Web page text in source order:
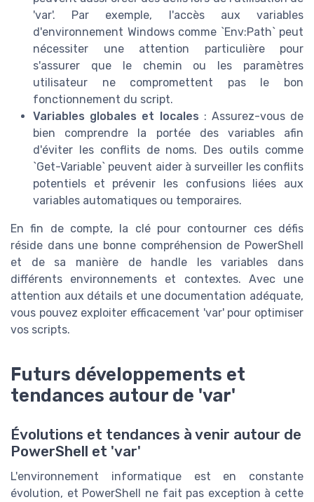
'var'. Par exemple, l'accès aux variables
d'environnement Windows comme `Env:Path` peut
nécessiter une attention particulière pour
s'assurer que le chemin ou les paramètres
utilisateur ne compromettent pas le bon
fonctionnement du script.
Variables globales et locales : Assurez-vous de
bien comprendre la portée des variables afin
d'éviter les conflits de noms. Des outils comme
`Get-Variable` peuvent aider à surveiller les conflits
potentiels et prévenir les confusions liées aux
variables automatiques ou temporaires.
En fin de compte, la clé pour contourner ces défis
réside dans une bonne compréhension de PowerShell
et de sa manière de handle les variables dans
différents environnements et contextes. Avec une
attention aux détails et une documentation adéquate,
vous pouvez exploiter efficacement 'var' pour optimiser
vos scripts.
Futurs développements et
tendances autour de 'var'
Évolutions et tendances à venir autour de
PowerShell et 'var'
L'environnement informatique est en constante
évolution, et PowerShell ne fait pas exception à cette